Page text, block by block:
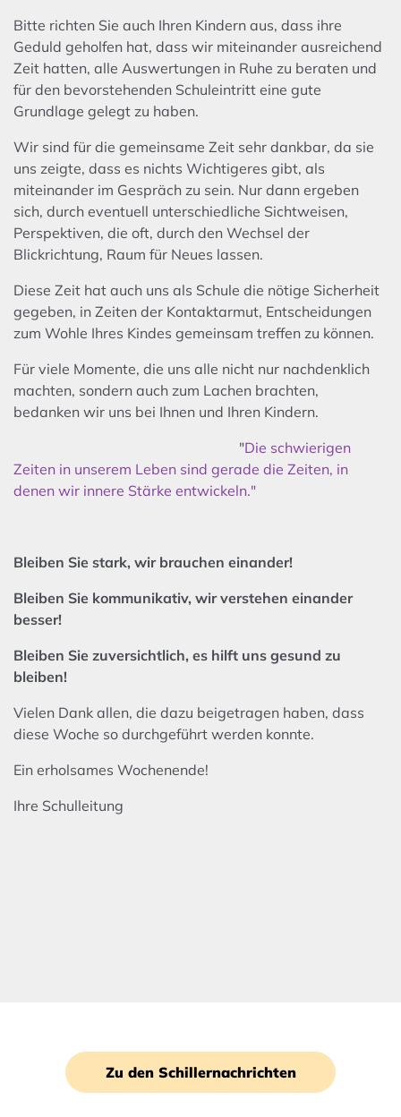
Bitte richten Sie auch Ihren Kindern aus, dass ihre
Geduld geholfen hat, dass wir miteinander ausreichend
Zeit hatten, alle Auswertungen in Ruhe zu beraten und
für den bevorstehenden Schuleintritt eine gute
Grundlage gelegt zu haben.
Wir sind für die gemeinsame Zeit sehr dankbar, da sie
uns zeigte, dass es nichts Wichtigeres gibt, als
miteinander im Gespräch zu sein. Nur dann ergeben
sich, durch eventuell unterschiedliche Sichtweisen,
Perspektiven, die oft, durch den Wechsel der
Blickrichtung, Raum für Neues lassen.
Diese Zeit hat auch uns als Schule die nötige Sicherheit
gegeben, in Zeiten der Kontaktarmut, Entscheidungen
zum Wohle Ihres Kindes gemeinsam treffen zu können.
Für viele Momente, die uns alle nicht nur nachdenklich
machten, sondern auch zum Lachen brachten,
bedanken wir uns bei Ihnen und Ihren Kindern.
"Die schwierigen
Zeiten in unserem Leben sind gerade die Zeiten, in
denen wir innere Stärke entwickeln."
Bleiben Sie stark, wir brauchen einander!
Bleiben Sie kommunikativ, wir verstehen einander
besser!
Bleiben Sie zuversichtlich, es hilft uns gesund zu
bleiben!
Vielen Dank allen, die dazu beigetragen haben, dass
diese Woche so durchgeführt werden konnte.
Ein erholsames Wochenende!
Ihre Schulleitung
Zu den Schillernachrichten